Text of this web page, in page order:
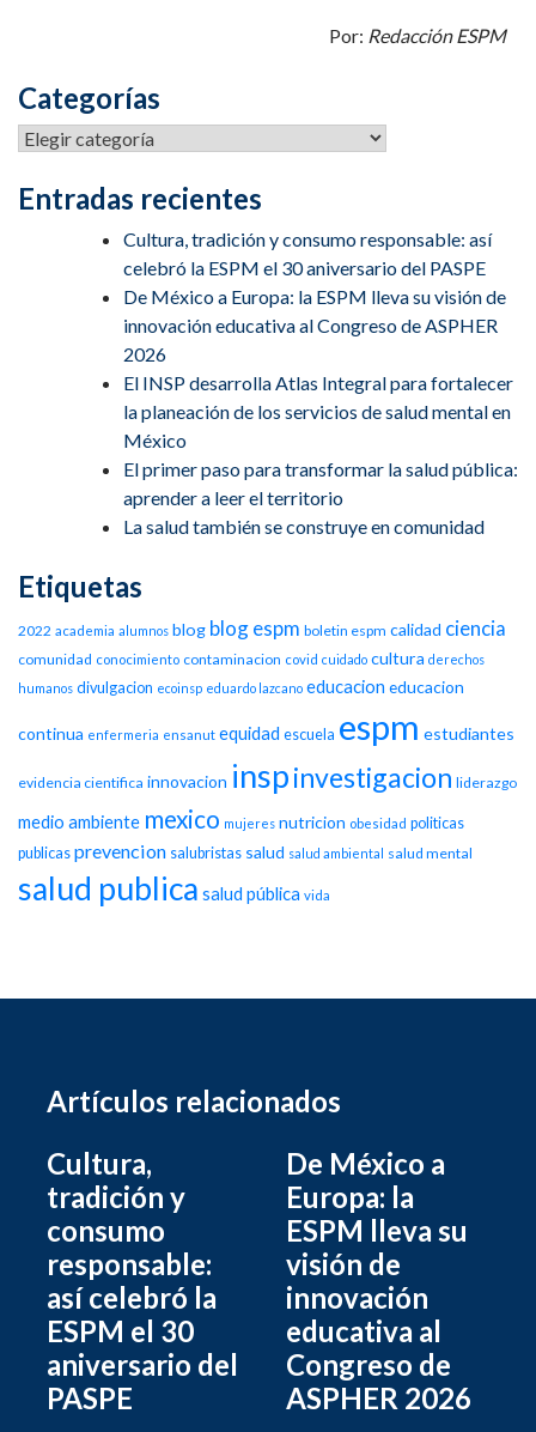
Por: Redacción ESPM
Categorías
Entradas recientes
Cultura, tradición y consumo responsable: así
celebró la ESPM el 30 aniversario del PASPE
De México a Europa: la ESPM lleva su visión de
innovación educativa al Congreso de ASPHER
2026
El INSP desarrolla Atlas Integral para fortalecer
la planeación de los servicios de salud mental en
México
El primer paso para transformar la salud pública:
aprender a leer el territorio
La salud también se construye en comunidad
Etiquetas
2022 academia alumnos blog blog espm boletin espm calidad ciencia
comunidad conocimiento contaminacion covid cuidado cultura derechos
humanos divulgacion ecoinsp eduardo lazcano educacion educacion
continua enfermeria ensanut equidad escuela espm estudiantes
evidencia cientifica innovacion inspinvestigacion liderazgo
medio ambiente mexico mujeres nutricion obesidad politicas
publicas prevencion salubristas salud salud ambiental salud mental
salud publica salud pública vida
Artículos relacionados
Cultura,
tradición y
consumo
responsable:
así celebró la
ESPM el 30
aniversario del
PASPE
De México a
Europa: la
ESPM lleva su
visión de
innovación
educativa al
Congreso de
ASPHER 2026